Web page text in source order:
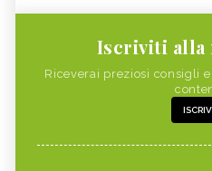
Iscriviti alla
Riceverai preziosi consigli